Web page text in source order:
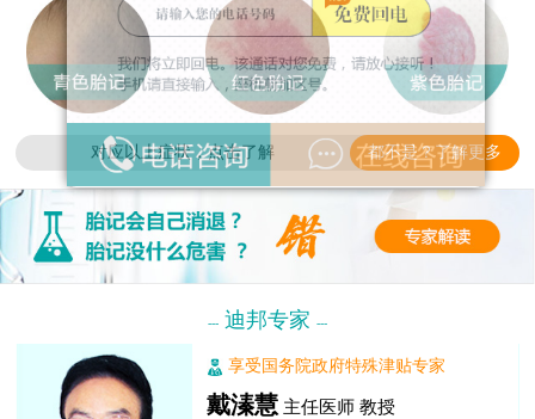
对应以上症状，点击了解 都不是？了解更多
--- 迪邦专家 ---
享受国务院政府特殊津贴专家
戴溱慧 主任医师 教授